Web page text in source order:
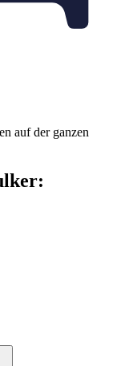
auf der ganzen